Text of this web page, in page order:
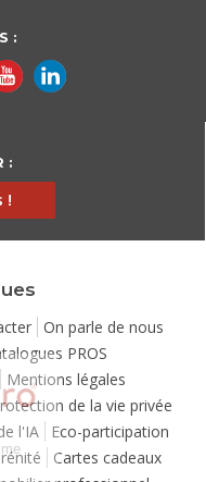
:
:
!
On parle de nous
PROS
Mentions légales
de la vie privée
l'IA
Eco-participation
Cartes cadeaux
nosmeubles
comme
vous convient.